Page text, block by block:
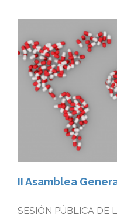
II Asamblea
SESIÓN PÚBLICA DE